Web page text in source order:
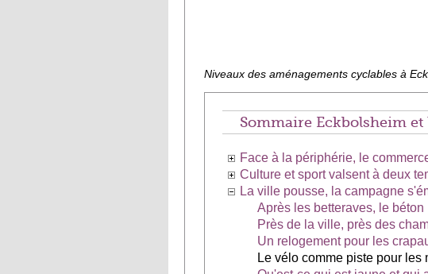
Niveaux des aménagements cyclables à
Sommaire Eckbolsheim
Face à la périphérie, le
Culture et sport valsent à deux
La ville pousse, la campagne
Après les betteraves, le béton
Près de la ville, près des
Un relogement pour les
Le vélo comme piste pour les